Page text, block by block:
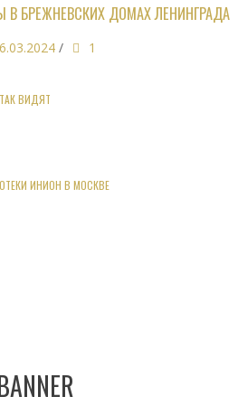
В БРЕЖНЕВСКИХ ДОМАХ ЛЕНИНГРАДА
/
1
ВИДЯТ
ИНИОН В МОСКВЕ